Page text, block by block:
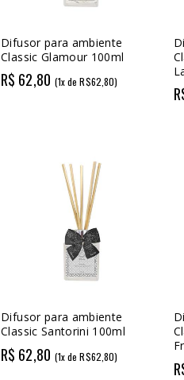
Difusor para ambiente
Classic Glamour 100ml
R$ 62,80 (1x de R$62,80)
Difusor para ambiente
Classic Santorini 100ml
R$ 62,80 (1x de R$62,80)